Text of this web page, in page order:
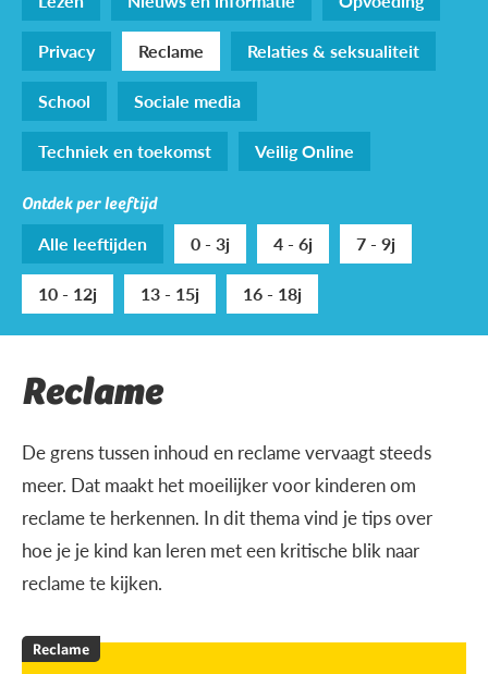
Privacy
Reclame
Relaties & seksualiteit
School
Sociale media
Techniek en toekomst
Veilig Online
Ontdek per leeftijd
Alle leeftijden 0 - 3j 4 - 6j
7 - 9j
10 - 12j
13 - 15j 16 - 18j
Reclame
De grens tussen inhoud en reclame vervaagt steeds
meer. Dat maakt het moeilijker voor kinderen om
reclame te herkennen. In dit thema vind je tips over
hoe je je kind kan leren met een kritische blik naar
reclame te kijken.
Reclame